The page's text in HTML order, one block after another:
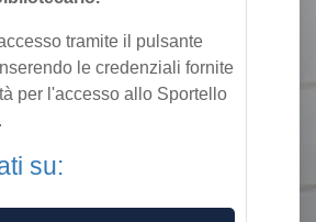
tramite il pulsante
le credenziali fornite
per l'accesso allo Sportello
su: